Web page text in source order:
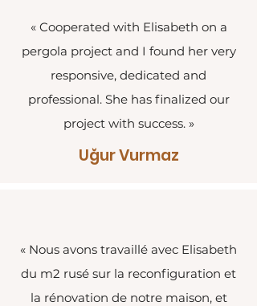
« Cooperated with Elisabeth on a
pergola project and I found her very
responsive, dedicated and
professional. She has finalized our
project with success. »
Uğur Vurmaz
« Nous avons travaillé avec Elisabeth
du m2 rusé sur la reconfiguration et
la rénovation de notre maison, et